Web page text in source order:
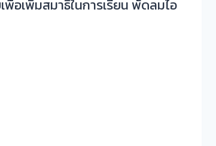
อเพิ่มสมาธิในการเรียน พัดลมไอ